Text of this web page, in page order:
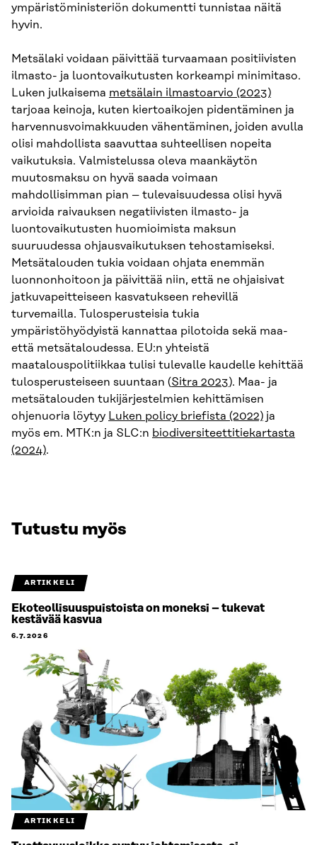
ympäristöministeriön dokumentti tunnistaa näitä
hyvin.
Metsälaki voidaan päivittää turvaamaan positiivisten
ilmasto- ja luontovaikutusten korkeampi minimitaso.
Luken julkaisema metsälain ilmastoarvio (2023)
tarjoaa keinoja, kuten kiertoaikojen pidentäminen ja
harvennusvoimakkuuden vähentäminen, joiden avulla
olisi mahdollista saavuttaa suhteellisen nopeita
vaikutuksia. Valmistelussa oleva maankäytön
muutosmaksu on hyvä saada voimaan
mahdollisimman pian – tulevaisuudessa olisi hyvä
arvioida raivauksen negatiivisten ilmasto- ja
luontovaikutusten huomioimista maksun
suuruudessa ohjausvaikutuksen tehostamiseksi.
Metsätalouden tukia voidaan ohjata enemmän
luonnonhoitoon ja päivittää niin, että ne ohjaisivat
jatkuvapeitteiseen kasvatukseen rehevillä
turvemailla. Tulosperusteisia tukia
ympäristöhyödyistä kannattaa pilotoida sekä maa-
että metsätaloudessa. EU:n yhteistä
maatalouspolitiikkaa tulisi tulevalle kaudelle kehittää
tulosperusteiseen suuntaan (Sitra 2023). Maa- ja
metsätalouden tukijärjestelmien kehittämisen
ohjenuoria löytyy Luken policy briefista (2022) ja
myös em. MTK:n ja SLC:n biodiversiteettitiekartasta
(2024).
Tutustu myös
ARTIKKELI
Ekoteollisuuspuistoista on moneksi – tukevat
kestävää kasvua
6.7.2026
ARTIKKELI